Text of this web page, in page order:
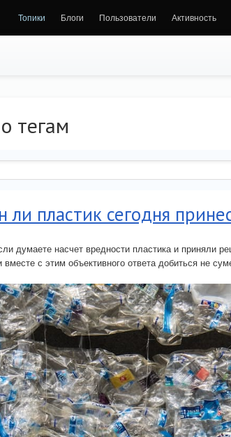
Топики Блоги Пользователи Активность
тегам
ли пластик сегодня
думаете насчет вредности пластика и приняли
с этим объективного ответа добиться не